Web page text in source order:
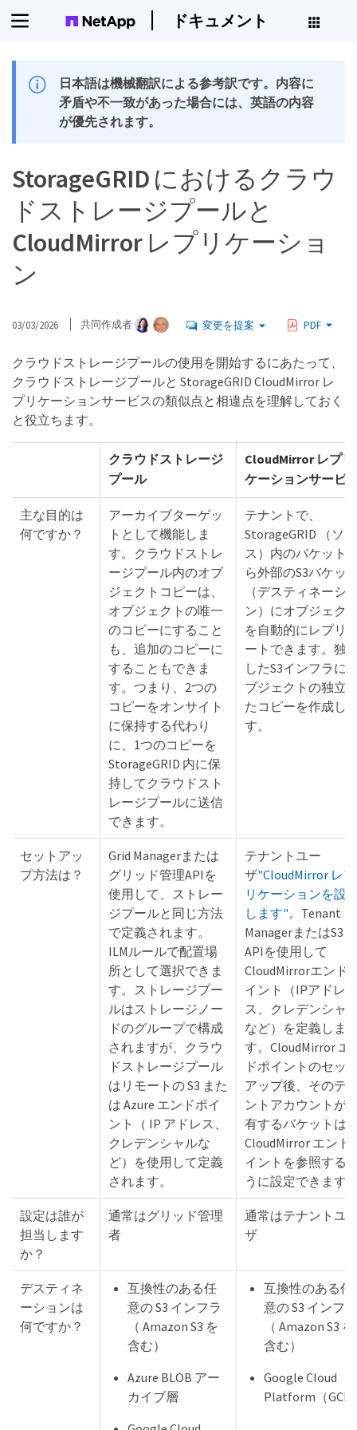
ドキュメント
日本語は機械翻訳による参考訳です。内容に
矛盾や不一致があった場合には、英語の内容
が優先されます。
StorageGRID におけるクラウ
ドストレージプールと
CloudMirror レプリケーショ
ン
03/03/2026 共同作成者 変更を提案 PDF
クラウドストレージプールの使用を開始するにあたって、
クラウドストレージプールと StorageGRID CloudMirror レ
プリケーションサービスの類似点と相違点を理解しておく
と役立ちます。
クラウドストレージ
プール
CloudMirror レプリ
ケーションサービ
主な目的は
何ですか？
アーカイブターゲッ
トとして機能しま
す。クラウドストレ
ージプール内のオブ
ジェクトコピーは、
オブジェクトの唯一
のコピーにすること
も、追加のコピーに
することもできま
す。つまり、2つの
コピーをオンサイト
に保持する代わり
に、1つのコピーを
StorageGRID 内に保
持してクラウドスト
レージプールに送信
できます。
テナントで、
StorageGRID （ソー
ス）内のバケット
ら外部のS3バケッ
（デスティネーシ
ン）にオブジェク
を自動的にレプリ
ートできます。独
したS3インフラに
ブジェクトの独立
たコピーを作成し
す。
セットアッ
プ方法は？
Grid Managerまたは
グリッド管理APIを
使用して、ストレー
ジプールと同じ方法
で定義されます。
ILMルールで配置場
所として選択できま
す。ストレージプー
ルはストレージノー
ドのグループで構成
されますが、クラウ
ドストレージプール
はリモートの S3 また
は Azure エンドポイ
ント（ IP アドレス、
クレデンシャルな
ど）を使用して定義
されます。
テナントユー
ザ"CloudMirror レプ
リケーションを設
します"。Tenant
ManagerまたはS3
APIを使用して
CloudMirrorエンド
イント（IPアドレ
ス、クレデンシャ
など）を定義しま
す。CloudMirror エ
ドポイントのセッ
アップ後、そのテ
ントアカウントが
有するバケットは
CloudMirror エンド
イントを参照する
うに設定できます
設定は誰が
担当します
か？
通常はグリッド管理
者
通常はテナントユ
ザ
デスティネ
ーションは
何ですか？
互換性のある任
意の S3 インフラ
（ Amazon S3 を
含む）
Azure BLOB アー
カイブ層
互換性のある任
意の S3 インフラ
（ Amazon S3 を
含む）
Google Cloud
Platform（GCP